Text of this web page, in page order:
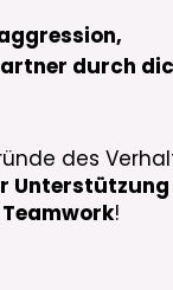
durch
des
Unterstützung
Teamwork!